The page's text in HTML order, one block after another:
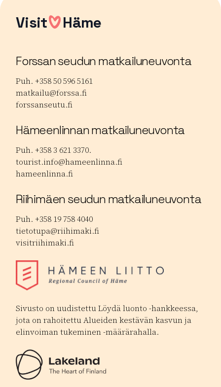
Visit Häme
Forssan seudun matkailuneuvonta
Puh. +358 50 596 5161
matkailu@forssa.fi
forssanseutu.fi
Hämeenlinnan matkailuneuvonta
Puh. +358 3 621 3370.
tourist.info@hameenlinna.fi
hameenlinna.fi
Riihimäen seudun matkailuneuvonta
Puh. +358 19 758 4040
tietotupa@riihimaki.fi
visitriihimaki.fi
Sivusto on uudistettu Löydä luonto -hankkeessa,
jota on rahoitettu Alueiden kestävän kasvun ja
elinvoiman tukeminen -määrärahalla.